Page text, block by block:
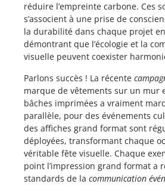
réduire l’empreinte carbone. Ces
s’associent à une prise de
la durabilité dans chaque projet
démontrant que l’écologie et la
visuelle peuvent coexister
Parlons succès ! La récente
marque de vêtements sur un mur
bâches imprimées a vraiment
parallèle, pour des événements
des affiches grand format sont
déployées, transformant chaque
véritable fête visuelle. Chaque
point l’impression grand format a
standards de la communication